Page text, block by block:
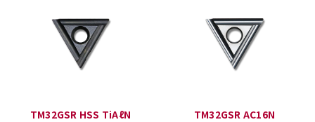
TM32GSR HSS TiAℓN TM32GSR AC16N